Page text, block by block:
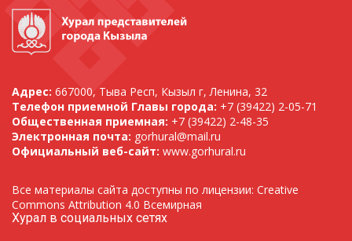
Адрес: 667000, Тыва Респ, Кызыл г, Ленина, 32
Телефон приемной Главы города: +7 (39422) 2-05-71
Общественная приемная: +7 (39422) 2-48-35
Электронная почта: gorhural@mail.ru
Официальный веб-сайт: www.gorhural.ru
Все материалы сайта доступны по лицензии: Creative
Commons Attribution 4.0 Всемирная
Хурал в социальных сетях